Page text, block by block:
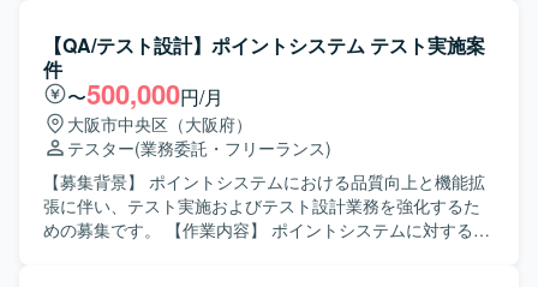
HTML/CSS/JavaScript/Node.js/Reactを用いたSPAおよび
SSRのWebサイト開発を行います。 詳細設計、製造、単体
テスト、プロジェクトによっては保守・運用までをご対応
いただきます。 スキルやプロジェクト状況に応じて、基本
設計や技術担当としての顧客ミーティング同席なども想定
しております。 【求める人物像】 品質への配慮と開発スピ
ードのバランスを意識して取り組める方を求めておりま
す。 コミュニケーションを大切にし、課題に対して柔軟に
対応できる方を歓迎いたします。 プロジェクトの一員とし
【QA/テスト設計】ポイントシステム テスト実施案
件
〜500,000円/月
大阪市中央区（大阪府）
テスター(業務委託・フリーランス)
【募集背景】 ポイントシステムにおける品質向上と機能拡
張に伴い、テスト実施およびテスト設計業務を強化するた
めの募集です。 【作業内容】 ポイントシステムに対するテ